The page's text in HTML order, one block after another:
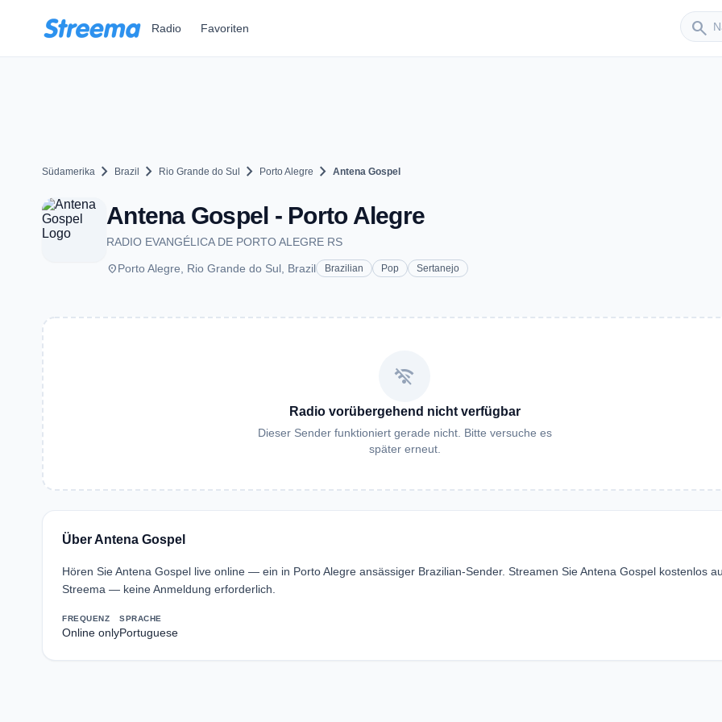
Radio Favoriten search
Südamerika chevron_right Brazil chevron_right Rio Grande do Sul chevron_right Porto Alegre chevron_right Antena Gospel
Antena Gospel - Porto Alegre
RADIO EVANGÉLICA DE PORTO ALEGRE RS
placePorto Alegre, Rio Grande do Sul, Brazil Brazilian Pop Sertanejo
wifi_off
Radio vorübergehend nicht verfügbar
Dieser Sender funktioniert gerade nicht. Bitte versuche es
später erneut.
Über Antena Gospel
Hören Sie Antena Gospel live online — ein in Porto Alegre ansässiger Brazilian-Sender. Streamen Sie Antena Gospel kostenlos
Streema — keine Anmeldung erforderlich.
FREQUENZ
Online only
SPRACHE
Portuguese